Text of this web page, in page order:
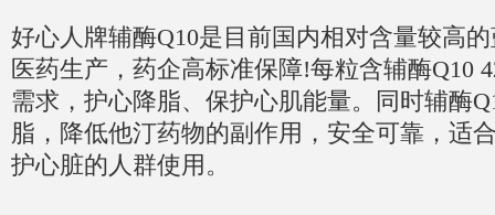
好心人牌辅酶Q10是目前国内相对含量较高
医药生产，药企高标准保障!每粒含辅酶Q10
需求，护心降脂、保护心肌能量。同时辅酶
脂，降低他汀药物的副作用，安全可靠，适
护心脏的人群使用。